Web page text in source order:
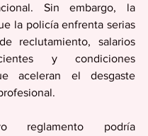
Sin embargo, la
la policía enfrenta serias
reclutamiento, salarios
y condiciones
aceleran el desgaste
reglamento podría